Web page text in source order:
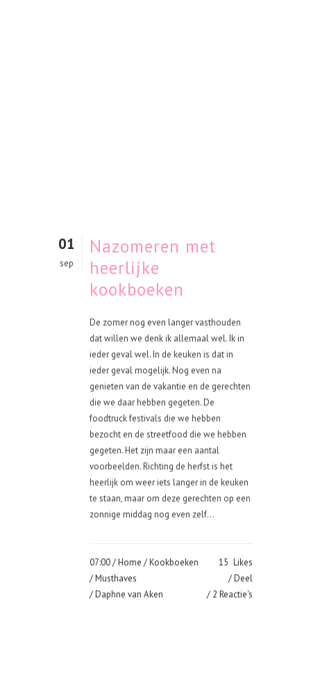
01
sep
Nazomeren met
heerlijke
kookboeken
De zomer nog even langer vasthouden
dat willen we denk ik allemaal wel. Ik in
ieder geval wel. In de keuken is dat in
ieder geval mogelijk. Nog even na
genieten van de vakantie en de gerechten
die we daar hebben gegeten. De
foodtruck festivals die we hebben
bezocht en de streetfood die we hebben
gegeten. Het zijn maar een aantal
voorbeelden. Richting de herfst is het
heerlijk om weer iets langer in de keuken
te staan, maar om deze gerechten op een
zonnige middag nog even zelf...
07:00 /Home /Kookboeken
/Musthaves
/ Daphne van Aken
15 Likes
Deel
2 Reactie's